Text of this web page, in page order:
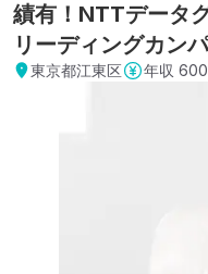
績有！NTTデータ
リーディングカン
東京都江東区 年収